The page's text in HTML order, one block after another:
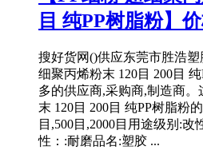
目 纯PP树脂粉】
搜好货网()供应东莞市胜浩
细聚丙烯粉末 120目 200目
多的供应商,采购商,制造商。
末 120目 200目 纯PP树脂粉
目,500目,2000目用途级别:
性：:耐磨品名:塑胶 ...